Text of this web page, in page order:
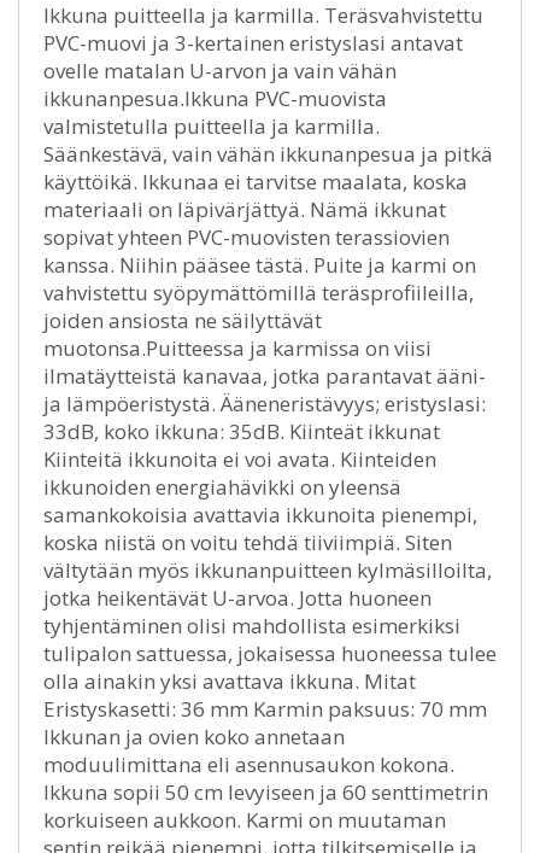
Ikkuna puitteella ja karmilla. Teräsvahvistettu
PVC-muovi ja 3-kertainen eristyslasi antavat
ovelle matalan U-arvon ja vain vähän
ikkunanpesua.Ikkuna PVC-muovista
valmistetulla puitteella ja karmilla.
Säänkestävä, vain vähän ikkunanpesua ja pitkä
käyttöikä. Ikkunaa ei tarvitse maalata, koska
materiaali on läpivärjättyä. Nämä ikkunat
sopivat yhteen PVC-muovisten terassiovien
kanssa. Niihin pääsee tästä. Puite ja karmi on
vahvistettu syöpymättömillä teräsprofiileilla,
joiden ansiosta ne säilyttävät
muotonsa.Puitteessa ja karmissa on viisi
ilmatäytteistä kanavaa, jotka parantavat ääni-
ja lämpöeristystä. Ääneneristävyys; eristyslasi:
33dB, koko ikkuna: 35dB. Kiinteät ikkunat
Kiinteitä ikkunoita ei voi avata. Kiinteiden
ikkunoiden energiahävikki on yleensä
samankokoisia avattavia ikkunoita pienempi,
koska niistä on voitu tehdä tiiviimpiä. Siten
vältytään myös ikkunanpuitteen kylmäsilloilta,
jotka heikentävät U-arvoa. Jotta huoneen
tyhjentäminen olisi mahdollista esimerkiksi
tulipalon sattuessa, jokaisessa huoneessa tulee
olla ainakin yksi avattava ikkuna. Mitat
Eristyskasetti: 36 mm Karmin paksuus: 70 mm
Ikkunan ja ovien koko annetaan
moduulimittana eli asennusaukon kokona.
Ikkuna sopii 50 cm levyiseen ja 60 senttimetrin
korkuiseen aukkoon. Karmi on muutaman